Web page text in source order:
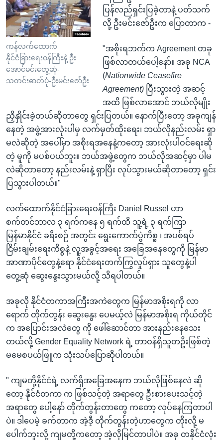
ကန်လက်ထောက်
နိုင်ငံခြားရေးဝန်ကြီးနဲ့ ဦး
အောင်မင်းတွေ့ဆုံ-
သတင်းဓာတ်ပုံ-ဦးမင်းဇော်ဦး
ပြန်လည်ရှင်းပြခဲ့တာနဲ့ ပတ်သက်
လို့ ဦးမင်းဇော်ဦးက ပြောတာက -
"အစိုးရဘက်က Agreement တခု
ဖြစ်လာတယ်ပေါ့နော်။ အခု NCA
(Nationwide Ceasefire
Agreement) ပြီးသွားတဲ့ အဆင့်
အထိ ဖြစ်လာအောင် ဘယ်လိုမျိုး
ညှိနှိုင်းခဲ့တယ်ဆိုတာတွေ ရှင်းပြတယ်။ နောက်ပြီးတော့ အခုကျန်
နေတဲ့ အဖွဲ့အားလုံးပါမှ လက်မှတ်ထိုးရေး၊ ဘယ်လိုနည်းလမ်း ရှာ
မလဲဆိုတဲ့ အပေါ်မှာ အစိုးရအနေနဲ့ကတော့ အားလုံးပါဝင်ရေးဆို
တဲ့ မူကို မပစ်ပယ်ဘူး။ ဘယ်အဖွဲ့တွေက ဘယ်လိုအဆင့်မှာ ပါမ
လဲဆိုတာတော့ နည်းလမ်းနဲ့ ရှာပြီး လုပ်သွားမယ်ဆိုတာတော့ ရှင်း
ပြသွားပါတယ်။"
လက်ထောက်နိုင်ငံခြားရေးဝန်ကြီး Daniel Russel ဟာ
စက်တင်ဘာလ ၃ ရက်ကနေ ၅ ရက်ထိ သူ့ရဲ့ ၃ ရက်ကြာ
မြန်မာနိုင်ငံ ခရီးစဉ် အတွင်း ရွေးကောက်ပွဲကိစ္စ ၊ အပစ်ရပ်
ငြိမ်းချမ်းရေးကိစ္စနဲ့ လူ့အခွင့်အရေး အခြေအနေတွေကို မြန်မာ
အာဏာပိုင်တွေနဲ့ရော နိုင်ငံရေးတက်ကြွလှုပ်ရှား သူတွေနဲ့ပါ
တွေ့ဆုံ ဆွေးနွေးသွားမယ်လို့ သိရပါတယ်။
အခုလို နိုင်ငံတကာအကြီးအကဲတွေက မြန်မာအစိုးရကို လာ
ရောက် တိုက်တွန်း ဆွေးနွေး ပေမယ့်လဲ မြန်မာအစိုးရ ကိုယ်တိုင်
က အပြောင်းအလဲတွေ ကို ဖေါ်ဆောင်တာ အားနည်းနေသေး
တယ်လို့ Gender Equality Network ရဲ့ တာဝန်ရှိသူတဦးဖြစ်တဲ့
မမေစပယ်ဖြူက သုံးသပ်ပြောဆိုပါတယ်။
" ကျမတို့နိုင်ငံရဲ့ လက်ရှိအခြေအနေက ဘယ်လိုဖြစ်နေလဲ ဆို
တော့ နိုင်ငံတကာ က ဖြစ်သင့်တဲ့ အရာတွေ ဦးစားပေးသင့်တဲ့
အရာတွေ ပေါ့နော် တိုက်တွန်းတာတွေ ကတော့ လုပ်နေကြတာပါ
ပဲ။ ဒါပေမဲ့ ခက်တာက အဲ့ဒီ့ တိုက်တွန်းတဲ့ဟာတွေက တိုးလို့ မ
ပေါက်ဘူးလို့ ကျမတို့ကတော့ အဲ့လိုမြင်တာပါပဲ။ အခု တနိုင်ငံလုံး